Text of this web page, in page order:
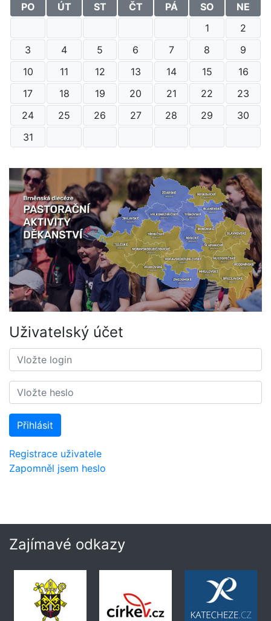
PO
ÚT ST ČT PÁ SO
NE
1
2
3
4 5 6 7 8
9
10
11 12 13 14 15
16
17
18 19 20 21 22
23
24
25 26 27 28 29
30
31
Uživatelský účet
Přihlásit
Registrace uživatele
Zapomněl jsem heslo
Zajímavé odkazy